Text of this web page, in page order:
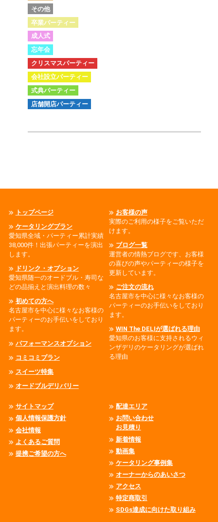
その他
卒業パーティー
成人式
忘年会
クリスマスパーティー
会社設立パーティー
式典パーティー
店舗開店パーティー
トップページ
ケータリングプラン
愛知県全域・パーティー累計実績
38,000件！出張パーティーを演出
します。
ドリンク・オプション
愛知県随一のオードブル・寿司な
どの品揃えと演出料理の数々
初めての方へ
名古屋市を中心に様々なお客様の
パーティーのお手伝いをしており
ます。
パフォーマンスオプション
コミコミプラン
スイーツ特集
オードブルデリバリー
お客様の声
実際のご利用の様子をご覧いただ
けます。
ブログ一覧
運営者の情熱ブログです、お客様
の喜びの声やパーティーの様子を
更新しています。
ご注文の流れ
名古屋市を中心に様々なお客様の
パーティーのお手伝いをしており
ます。
WIN The DELIが選ばれる理由
愛知県のお客様に支持されるウィ
ンザデリのケータリングが選ばれ
る理由
サイトマップ
個人情報保護方針
会社情報
よくあるご質問
提携ご希望の方へ
配達エリア
お問い合わせ
お見積り
新着情報
動画集
ケータリング事例集
オーナーからのあいさつ
アクセス
特定商取引
SDGs達成に向けた取り組み